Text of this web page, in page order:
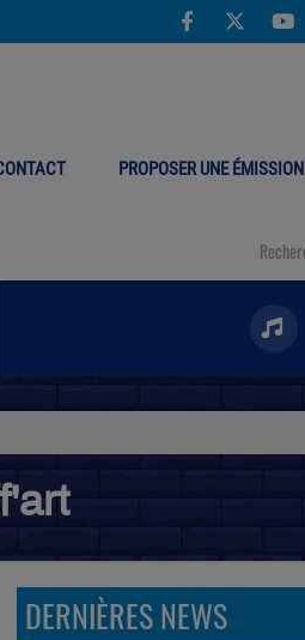
PROPOSER UNE ÉMISSION
DERNIÈRES NEWS